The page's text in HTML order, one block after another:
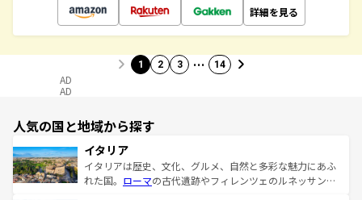
詳細を見る
1 2 3 … 14
AD
AD
人気の国と地域から探す
イタリア
イタリアは歴史、文化、グルメ、自然と多彩な魅力にあふ
れた国。 ローマの古代遺跡やフィレンツェのルネッサンス